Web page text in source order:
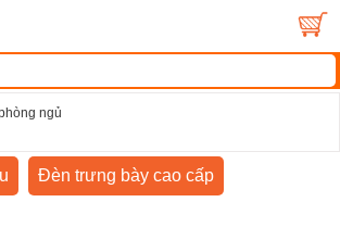
ngủ
Đèn trưng bày cao cấp